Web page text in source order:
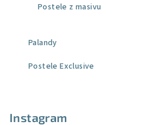
Postele z masivu
Palandy
Postele Exclusive
Instagram